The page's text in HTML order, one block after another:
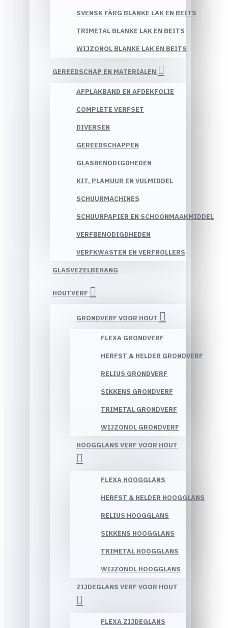
SVENSK FÄRG BLANKE LAK EN BEITS
TRIMETAL BLANKE LAK EN BEITS
WIJZONOL BLANKE LAK EN BEITS
GEREEDSCHAP EN MATERIALEN
AFPLAKBAND EN AFDEKFOLIE
COMPLETE VERFSET
DIVERSEN
GEREEDSCHAPPEN
GLASBENODIGDHEDEN
KIT, PLAMUUR EN VULMIDDEL
SCHUURMACHINES
SCHUURPAPIER EN SCHOONMAAKMIDDEL
VERFBENODIGDHEDEN
VERFKWASTEN EN VERFROLLERS
GLASVEZELBEHANG
HOUTVERF
GRONDVERF VOOR HOUT
FLEXA GRONDVERF
HERFST & HELDER GRONDVERF
RELIUS GRONDVERF
SIKKENS GRONDVERF
TRIMETAL GRONDVERF
WIJZONOL GRONDVERF
HOOGGLANS VERF VOOR HOUT
FLEXA HOOGGLANS
HERFST & HELDER HOOGGLANS
RELIUS HOOGGLANS
SIKKENS HOOGGLANS
TRIMETAL HOOGGLANS
WIJZONOL HOOGGLANS
ZIJDEGLANS VERF VOOR HOUT
FLEXA ZIJDEGLANS